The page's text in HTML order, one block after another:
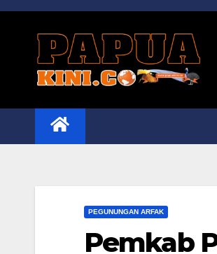
Skip
PEGUNUNGAN ARFAK
Pemkab